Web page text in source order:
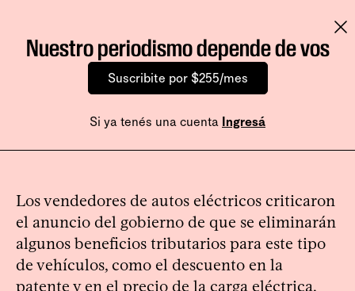
Nuestro periodismo depende de vos
Suscribite por $255/mes
Si ya tenés una cuenta Ingresá
Los vendedores de autos eléctricos criticaron
el anuncio del gobierno de que se eliminarán
algunos beneficios tributarios para este tipo
de vehículos, como el descuento en la
patente y en el precio de la carga eléctrica.